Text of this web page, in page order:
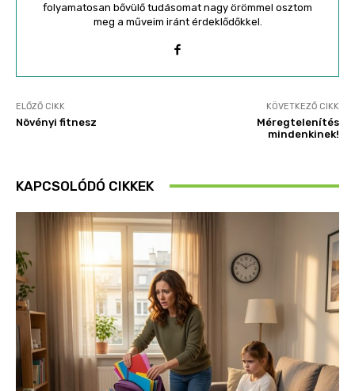
folyamatosan bővülő tudásomat nagy örömmel osztom
meg a műveim iránt érdeklődőkkel.
ELŐZŐ CIKK
Növényi fitnesz
KÖVETKEZŐ CIKK
Méregtelenítés
mindenkinek!
KAPCSOLÓDÓ CIKKEK